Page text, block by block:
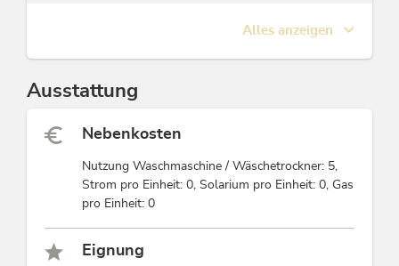
verfügt über 90 Urlaubsplätze und 40 Dauerstellplätze.
Wohltuende Entspannung finden Sie in unserer
dem Schwimmbad.
Schmied`n mit seinem stilvoll gemütlichen Ambiente
regionale österreichische Küche, die sich auf
höchstem Niveau präsentiert.
Diese Unterkunft ist Mitglied von
Alpbachtal Card inklusive
Alles anzeigen
Ausstattung
Nebenkosten
Nutzung Waschmaschine / Wäschetrockner: 5,
Strom pro Einheit: 0, Solarium pro Einheit: 0, Gas
pro Einheit: 0
Eignung